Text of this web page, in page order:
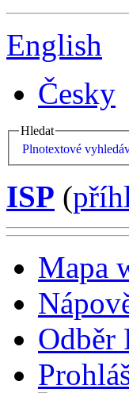
English
Česky
Hledat
Plnotextové
ISP (
Mapa
Odběr